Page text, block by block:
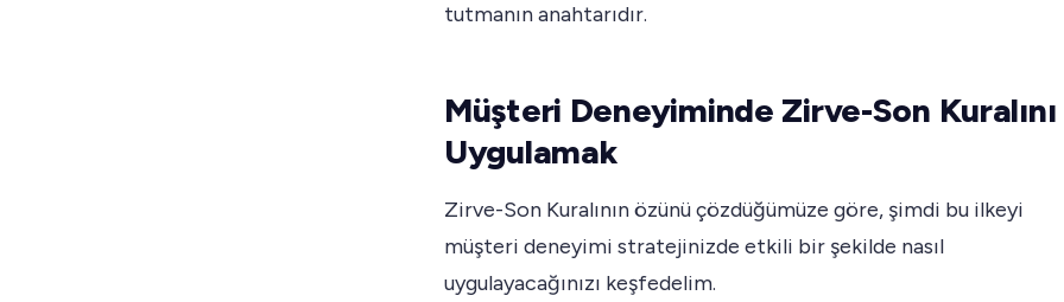
tutmanın anahtarıdır.
Müşteri Deneyiminde Zirve-Son Kuralını
Uygulamak
Zirve-Son Kuralının özünü çözdüğümüze göre, şimdi bu ilkeyi
müşteri deneyimi stratejinizde etkili bir şekilde nasıl
uygulayacağınızı keşfedelim.